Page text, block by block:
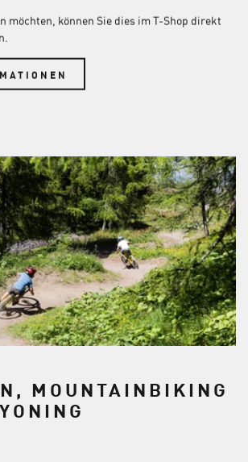
möchten, können Sie dies im T-Shop direkt
MOUNTAINBIKING